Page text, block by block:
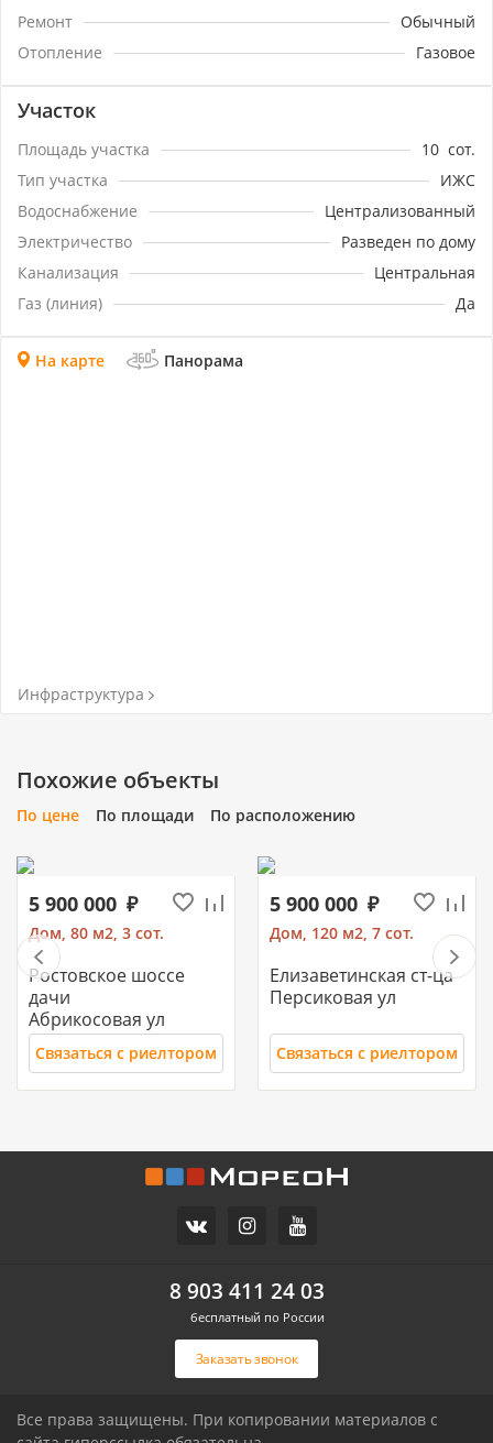
станет вашим надежным убежищем и местом для
все дополнительные детали о данном предложении.
Ремонт
Обычный
Отопление
Газовое
Участок
Площадь участка 10 сот.
Тип участка
ИЖС
Водоснабжение
Централизованный
Электричество
Разведен по дому
Канализация
Центральная
Газ (линия)
Да
На карте Панорама
Инфраструктура
Похожие объекты
По цене По площади По расположению
5 900 000
Дом, 80 м2, 3 сот.
Ростовское шоссе
дачи
Абрикосовая ул
Связаться с риелтором
5 900 000
Дом, 120 м2, 7 сот.
Елизаветинская ст-ца
Персиковая ул
Связаться с риелтором
10 500 000
Дом, 71 м2, 3 сот.
Заказать звонок
8 903 411 24 03
бесплатный по России
Все права защищены. При копировании материалов с